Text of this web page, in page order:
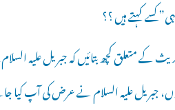
کے متعلق کچھ بتائیں کہ جبریل علیہ
جبریل علیہ السلام نے عرض کی آپ کیا